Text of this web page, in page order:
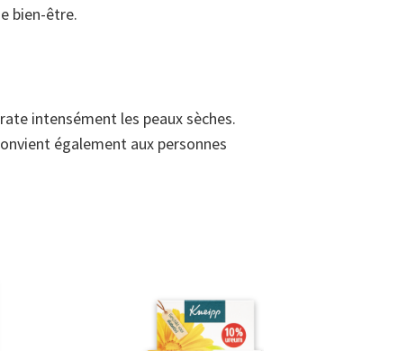
bien-être.
intensément les peaux sèches.
également aux personnes